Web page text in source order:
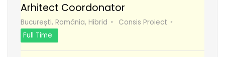
Arhitect Coordonator
București, România, Hibrid
Consis Proiect
Full Time